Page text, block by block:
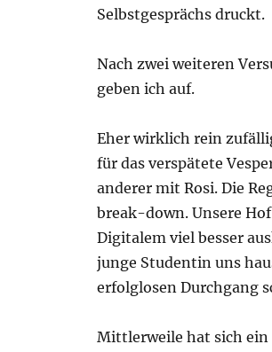
Selbstgesprächs druckt.
Nach zwei weiteren
geben ich auf.
Eher wirklich rein
für das verspätete
anderer mit Rosi. Die
break-down. Unsere
Digitalem viel besser
junge Studentin uns
erfolglosen Durchgang
Mittlerweile hat sich ein